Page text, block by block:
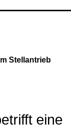
Stellantrieb
eine